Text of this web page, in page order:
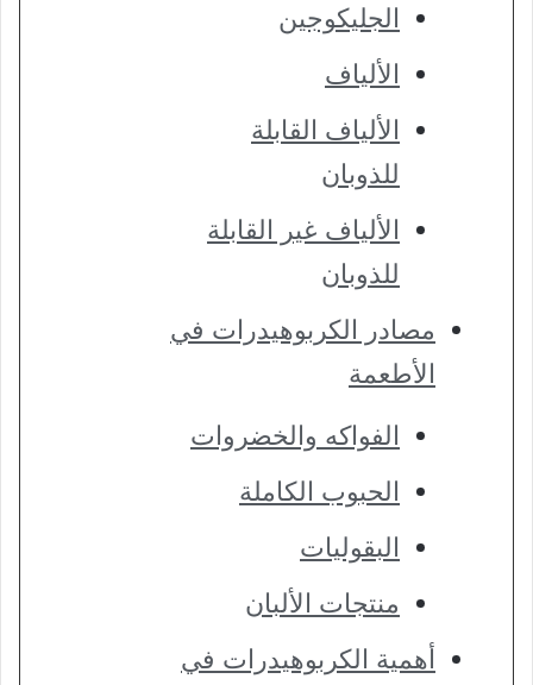
الجليكوجين
الألياف
الألياف القابلة
للذوبان
الألياف غير القابلة
للذوبان
مصادر الكربوهيدرات في
الأطعمة
الفواكه والخضروات
الحبوب الكاملة
البقوليات
منتجات الألبان
أهمية الكربوهيدرات في